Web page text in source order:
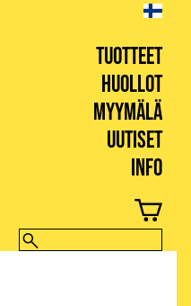
TUOTTEET
HUOLLOT
MYYMÄLÄ
UUTISET
INFO